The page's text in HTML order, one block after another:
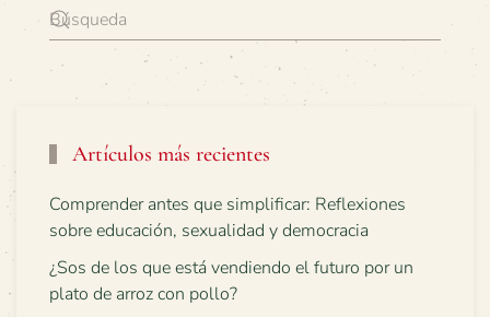
Artículos más recientes
Comprender antes que simplificar: Reflexiones
sobre educación, sexualidad y democracia
¿Sos de los que está vendiendo el futuro por un
plato de arroz con pollo?